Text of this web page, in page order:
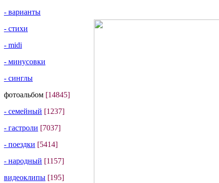
- варианты
- стихи
- midi
- минусовки
- синглы
фотоальбом [14845]
- семейный [1237]
- гастроли [7037]
- поездки [5414]
- народный [1157]
видеоклипы [195]